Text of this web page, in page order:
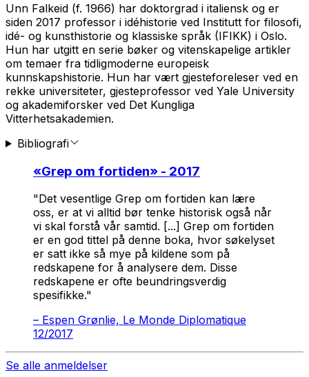
Unn Falkeid (f. 1966) har doktorgrad i italiensk og er
siden 2017 professor i idéhistorie ved Institutt for filosofi,
idé- og kunsthistorie og klassiske språk (IFIKK) i Oslo.
Hun har utgitt en serie bøker og vitenskapelige artikler
om temaer fra tidligmoderne europeisk
kunnskapshistorie. Hun har vært gjesteforeleser ved en
rekke universiteter, gjesteprofessor ved Yale University
og akademiforsker ved Det Kungliga
Vitterhetsakademien.
Bibliografi
«Grep om fortiden» - 2017
"Det vesentlige Grep om fortiden kan lære
oss, er at vi alltid bør tenke historisk også når
vi skal forstå vår samtid. [...] Grep om fortiden
er en god tittel på denne boka, hvor søkelyset
er satt ikke så mye på kildene som på
redskapene for å analysere dem. Disse
redskapene er ofte beundringsverdig
spesifikke."
– Espen Grønlie, Le Monde Diplomatique
12/2017
Se alle anmeldelser